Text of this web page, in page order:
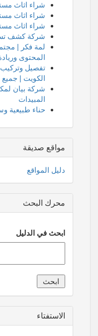
شراء اثاث
شراء اثاث
شراء اثاث
شركة كشف
لمة فكر |
المحتوى
تفصيل وتركيب
الكويت | جميع
شركة بيان
المبيدات
حناء طبيعية
مواقع صديقة
دليل المواقع
محرك البحث
ابحث في الدليل
الاستفتاء